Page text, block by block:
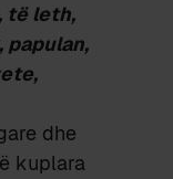
të leth,
papulan,
dhe
kuplara